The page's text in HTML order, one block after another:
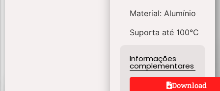
Material: Alumínio
Suporta até 100°C
Informações
complementares
Download